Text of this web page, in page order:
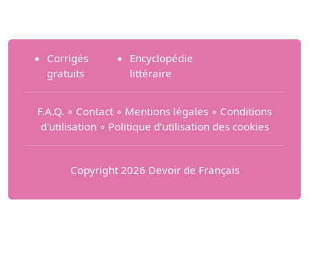
Corrigés
gratuits
Encyclopédie
littéraire
F.A.Q. ∘ Contact ∘ Mentions légales ∘ Conditions
d'utilisation ∘ Politique d’utilisation des cookies
Copyright 2026 Devoir de Français